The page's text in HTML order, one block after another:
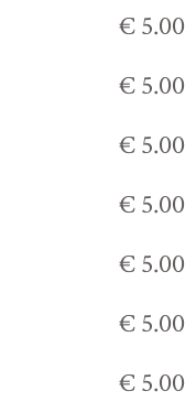
€ 5.00
€ 5.00
€ 5.00
€ 5.00
€ 5.00
€ 5.00
€ 5.00